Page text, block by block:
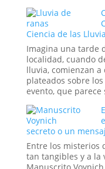
Ciencia de las
Imagina una tarde
localidad, cuando
lluvia, comienzan a
plateados sobre
evento, que
secreto o un
Entre los misterios
tan tangibles y a la